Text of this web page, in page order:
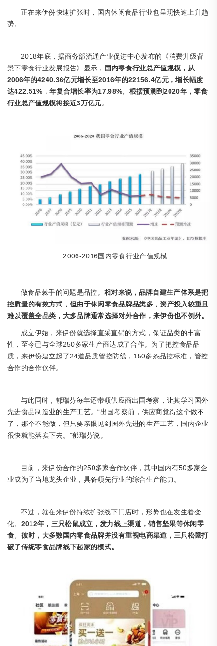
正在来伊份快速扩张时，国内休闲食品行业也呈现快速上升趋
势。
2018年底，据商务部流通产业促进中心发布的《消费升级背
景下零食行业发展报告》显示， 国内零食行业总产值规模，从
2006年的4240.36亿元增长至2016年的22156.4亿元，增长幅度
达422.51%，年复合增长率为17.98%。根据预测到2020年，零食
行业总产值规模将接近3万亿元。
2006-2016国内零食行业产值规模
做食品棘手的问题是品控。 相对来说，品牌自建生产体系是把
控质量的有效方式，但由于休闲零食品牌品类多，资产投入较重且
难以覆盖全品类，大多品牌通常选择对外合作，来伊份也不例外。
成立伊始，来伊份就选择直采直销的方式，保证品类的丰富
性，至今已与全球250多家生产商达成了合作。为了把控食品品
质，来伊份建立起了24道品质管控防线，150多条品控标准，管控
合作的合作伙伴。
与此同时，郁瑞芬每年还带领供应商出国考察，让其学习国外
先进食品制造业的生产工艺。“出国考察前，供应商觉得这个做不
了，那个不能做，但只要亲眼见到国外先进的生产工艺，国内企业
很快就能落实下去。”郁瑞芬说。
目前，来伊份合作的250多家合作伙伴，其中国内有50多家企
业成为了当地龙头企业，具备领先行业的综合生产能力。
不过，就在来伊份持续扩张线下门店时，形势也在发生着变
化。 2012年，三只松鼠成立，发力线上渠道，销售坚果等休闲零
食。彼时，大多数国内零食品牌并没有重视电商渠道，三只松鼠打
破了传统零食品牌线下起家的模式。